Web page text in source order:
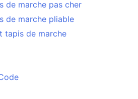
de marche pas cher
de marche pliable
tapis de marche